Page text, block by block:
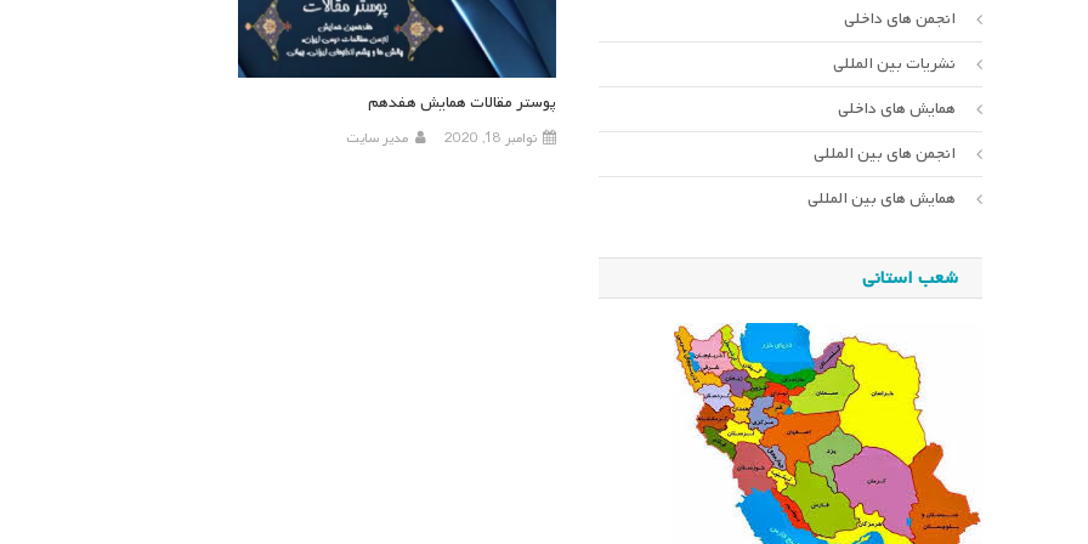
پوستر مقالات همایش هفدهم
نوامبر 18, 2020 مدیر سایت
انجمن های داخلی
نشریات بین المللی
همایش های داخلی
انجمن های بین المللی
همایش های بین المللی
شعب استانی